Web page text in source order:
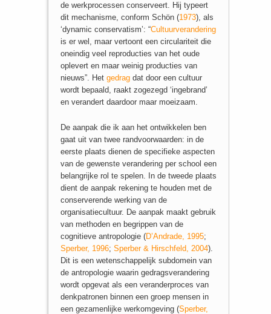
de werkprocessen conserveert. Hij typeert
dit mechanisme, conform Schön (1973), als
‘dynamic conservatism’: “Cultuurverandering
is er wel, maar vertoont een circulariteit die
oneindig veel reproducties van het oude
oplevert en maar weinig producties van
nieuws”. Het gedragdat door een cultuur
wordt bepaald, raakt zogezegd ‘ingebrand’
en verandert daardoor maar moeizaam.
De aanpak die ik aan het ontwikkelen ben
gaat uit van twee randvoorwaarden: in de
eerste plaats dienen de specifieke aspecten
van de gewenste verandering per school een
belangrijke rol te spelen. In de tweede plaats
dient de aanpak rekening te houden met de
conserverende werking van de
organisatiecultuur. De aanpak maakt gebruik
van methoden en begrippen van de
cognitieve antropologie (D’Andrade, 1995;
Sperber, 1996; Sperber & Hirschfeld, 2004).
Dit is een wetenschappelijk subdomein van
de antropologie waarin gedragsverandering
wordt opgevat als een veranderproces van
denkpatronen binnen een groep mensen in
een gezamenlijke werkomgeving (Sperber,